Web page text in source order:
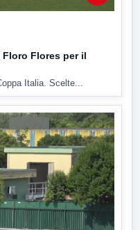
Flores per il
Italia. Scelte...